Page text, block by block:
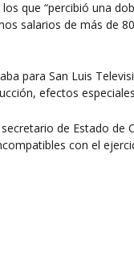
que “percibió una
salarios de más de
para San Luis
efectos
de Estado de
con el